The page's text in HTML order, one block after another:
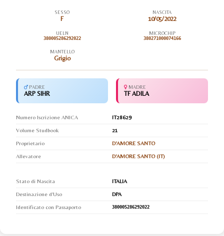
SESSO
F
NASCITA
10/05/2022
UELN
380005286292022
MICROCHIP
380271000074166
MANTELLO
Grigio
PADRE
ARP SIHR
MADRE
TF ADILA
Numero Iscrizione ANICA
IT28629
Volume Studbook
21
Proprietario
D'AMORE SANTO
Allevatore
D'AMORE SANTO (IT)
Stato di Nascita
ITALIA
Destinazione d'Uso
DPA
Identificato con Passaporto
380005286292022